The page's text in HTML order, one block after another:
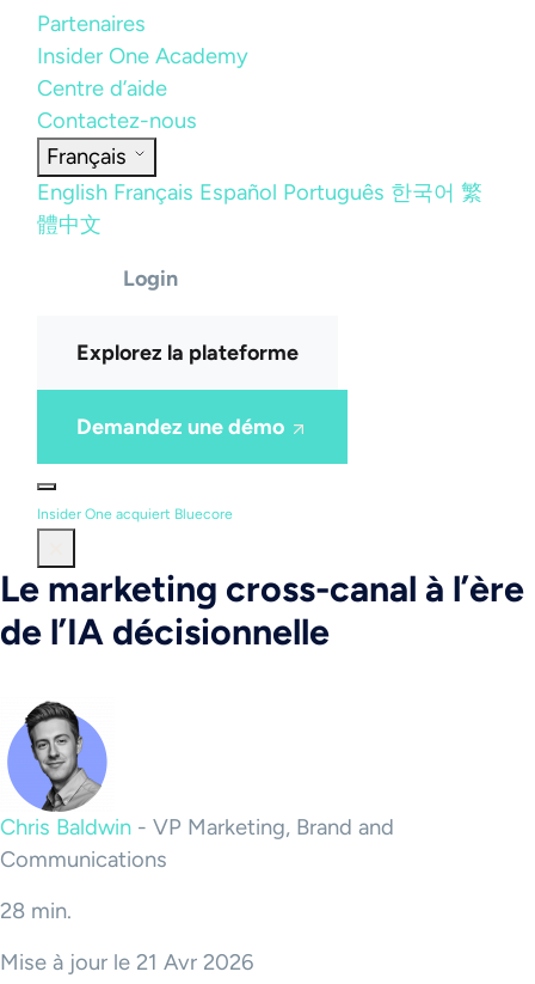
Partenaires
Insider One Academy
Centre d’aide
Contactez-nous
Français
English Français Español Português 한국어 繁
體中文
Login
Explorez la plateforme
Demandez une démo
Insider One acquiert Bluecore
Le marketing cross-canal à l’ère
de l’IA décisionnelle
Chris Baldwin - VP Marketing, Brand and
Communications
28 min.
Mise à jour le 21 Avr 2026